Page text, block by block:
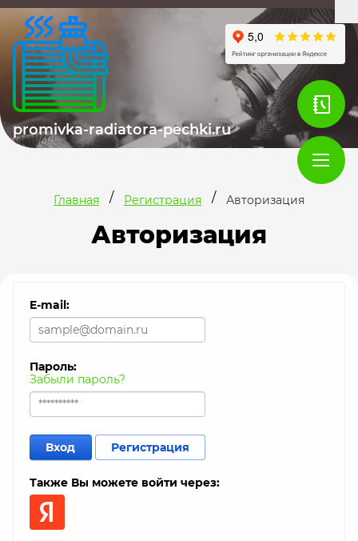
promivka-radiatora-pechki.ru
Главная / Регистрация / Авторизация
Авторизация
E-mail:
Пароль:
Забыли пароль?
Регистрация
Вход
Также Вы можете войти через: